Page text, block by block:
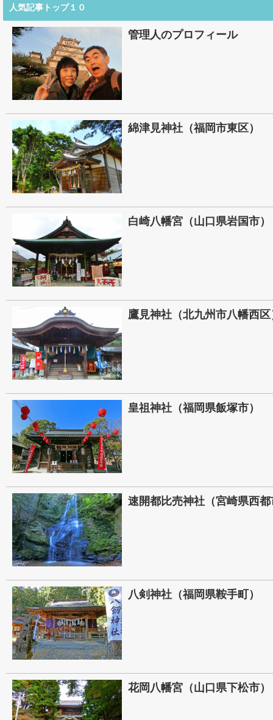
人気記事トップ１０
管理人のプロフィール
綿津見神社（福岡市東区）
白崎八幡宮（山口県岩国市）
鷹見神社（北九州市八幡西区
皇祖神社（福岡県飯塚市）
速開都比売神社（宮崎県西
八剣神社（福岡県鞍手町）
花岡八幡宮（山口県下松市）